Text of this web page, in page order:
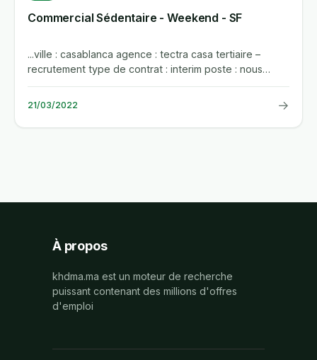
Commercial Sédentaire - Weekend - SF
...ville : casablanca agence : tectra casa tertiaire –
recrutement type de contrat : interim poste : nous
recrutons pour...
21/03/2022 →
À propos
khdma.ma est un moteur de recherche
puissant contenant des millions d'offres
d'emploi